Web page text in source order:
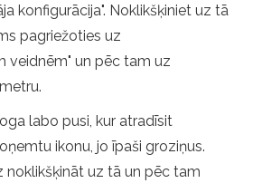
konfigurācija". Noklikšķiniet uz tā
pagriežoties uz
veidnēm" un pēc tam uz
labo pusi, kur atradīsit
ikonu, jo īpaši groziņus.
noklikšķināt uz tā un pēc tam